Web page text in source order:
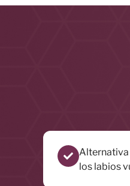
Alternativa
los labios